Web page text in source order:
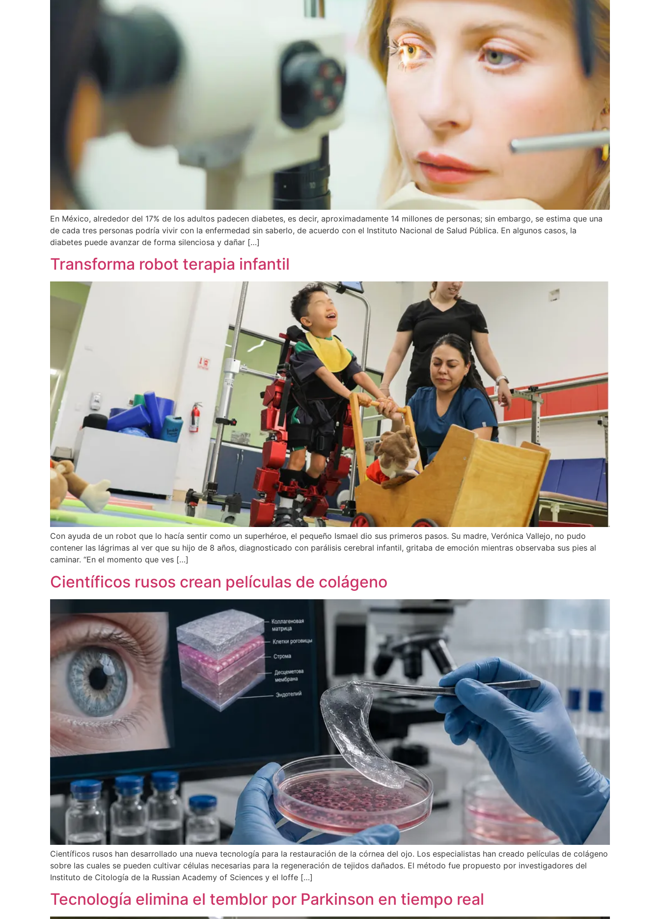
En México, alrededor del 17% de los adultos padecen diabetes, es decir, aproximadamente 14 millones de personas; sin embargo, se estima que una
de cada tres personas podría vivir con la enfermedad sin saberlo, de acuerdo con el Instituto Nacional de Salud Pública. En algunos casos, la
diabetes puede avanzar de forma silenciosa y dañar […]
Transforma robot terapia infantil
Con ayuda de un robot que lo hacía sentir como un superhéroe, el pequeño Ismael dio sus primeros pasos. Su madre, Verónica Vallejo, no pudo
contener las lágrimas al ver que su hijo de 8 años, diagnosticado con parálisis cerebral infantil, gritaba de emoción mientras observaba sus pies al
caminar. “En el momento que ves […]
Científicos rusos crean películas de colágeno
Científicos rusos han desarrollado una nueva tecnología para la restauración de la córnea del ojo. Los especialistas han creado películas de colágeno
sobre las cuales se pueden cultivar células necesarias para la regeneración de tejidos dañados. El método fue propuesto por investigadores del
Instituto de Citología de la Russian Academy of Sciences y el Ioffe […]
Tecnología elimina el temblor por Parkinson en tiempo real